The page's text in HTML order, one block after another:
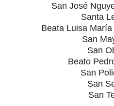
San José
Santa
Beata Luisa
San
San
Beato
San
San
San